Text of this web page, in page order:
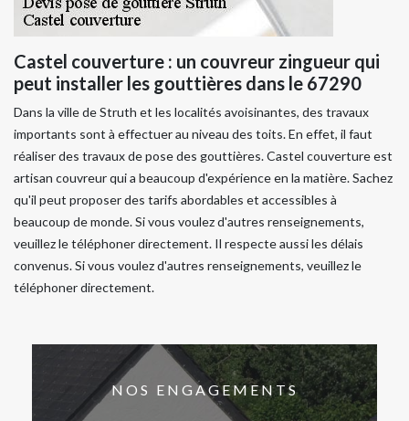
Castel couverture : un couvreur zingueur qui
peut installer les gouttières dans le 67290
Dans la ville de Struth et les localités avoisinantes, des travaux
importants sont à effectuer au niveau des toits. En effet, il faut
réaliser des travaux de pose des gouttières. Castel couverture est
artisan couvreur qui a beaucoup d'expérience en la matière. Sachez
qu'il peut proposer des tarifs abordables et accessibles à
beaucoup de monde. Si vous voulez d'autres renseignements,
veuillez le téléphoner directement. Il respecte aussi les délais
convenus. Si vous voulez d'autres renseignements, veuillez le
téléphoner directement.
NOS ENGAGEMENTS